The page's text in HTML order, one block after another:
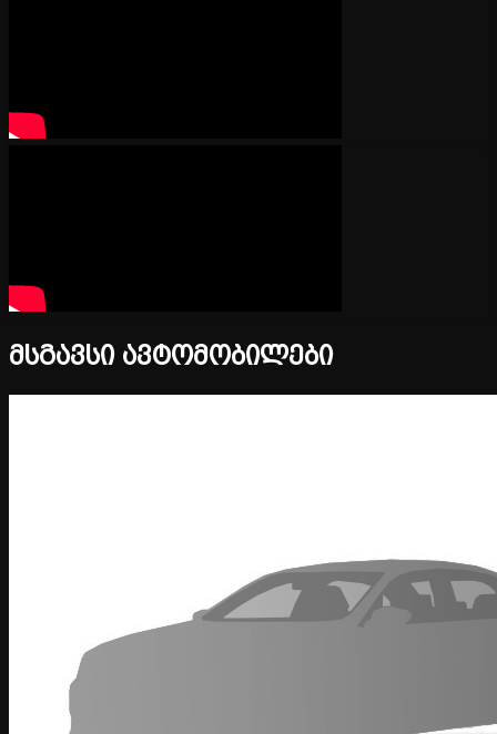
მსგავსი ავტომობილები